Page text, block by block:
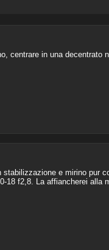
centrare in una decentrato
e mirino pur
18 f2,8. La affiancherei alla